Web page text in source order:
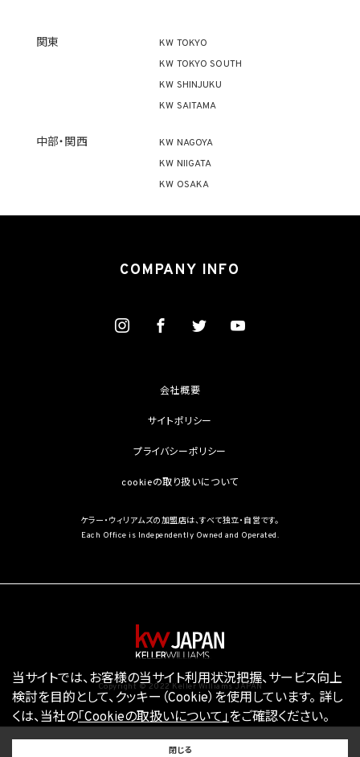
関東
KW TOKYO
KW TOKYO SOUTH
KW SHINJUKU
KW SAITAMA
中部・関西
KW NAGOYA
KW NIIGATA
KW OSAKA
COMPANY INFO
会社概要
サイトポリシー
プライバシーポリシー
cookieの取り扱いについて
ケラー・ウィリアムズの加盟店は、すべて独立・自営です。
Each Office is Independently Owned and Operated.
Copyright © 2022 Keller Williams JAPAN
当サイトでは、お客様の当サイト利用状況把握、サービス向上
検討を目的として、クッキー（Cookie）を使用しています。 詳し
くは、当社の「Cookieの取扱いについて」をご確認ください。
閉じる